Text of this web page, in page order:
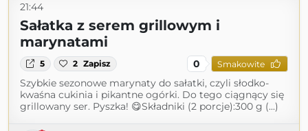
21:44
Sałatka z serem grillowym i
marynatami
5 2 Zapisz 0 Smakowite
Szybkie sezonowe marynaty do sałatki, czyli słodko-
kwaśna cukinia i pikantne ogórki. Do tego ciągnący się
grillowany ser. Pyszka! 😋Składniki (2 porcje):300 g (...)